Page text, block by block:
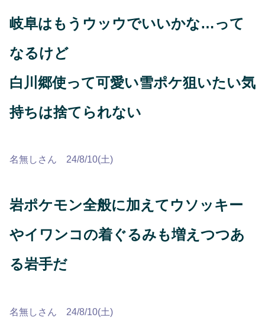
岐阜はもうウッウでいいかな…って
なるけど
白川郷使って可愛い雪ポケ狙いたい気
持ちは捨てられない
名無しさん 24/8/10(土)
岩ポケモン全般に加えてウソッキー
やイワンコの着ぐるみも増えつつあ
る岩手だ
名無しさん 24/8/10(土)